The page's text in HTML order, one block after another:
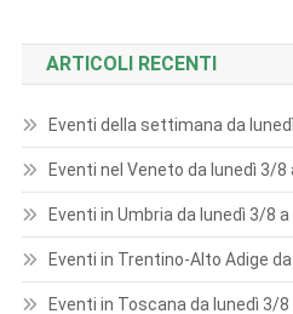
ARTICOLI RECENTI
Eventi della settimana da
Eventi nel Veneto da lunedì 3/
Eventi in Umbria da lunedì 3/8
Eventi in Trentino-Alto Adige
Eventi in Toscana da lunedì 3/